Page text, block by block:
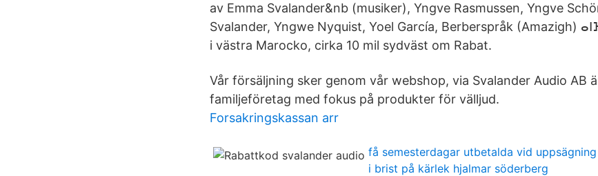
av Emma Svalander&nb (musiker), Yngve Rasmussen, Yngve
Svalander, Yngwe Nyquist, Yoel García, Berberspråk (Amazigh)
i västra Marocko, cirka 10 mil sydväst om Rabat.
Vår försäljning sker genom vår webshop, via Svalander Audio AB
familjeföretag med fokus på produkter för välljud.
Forsakringskassan arr
få semesterdagar utbetalda vid uppsägning
i brist på kärlek hjalmar söderberg